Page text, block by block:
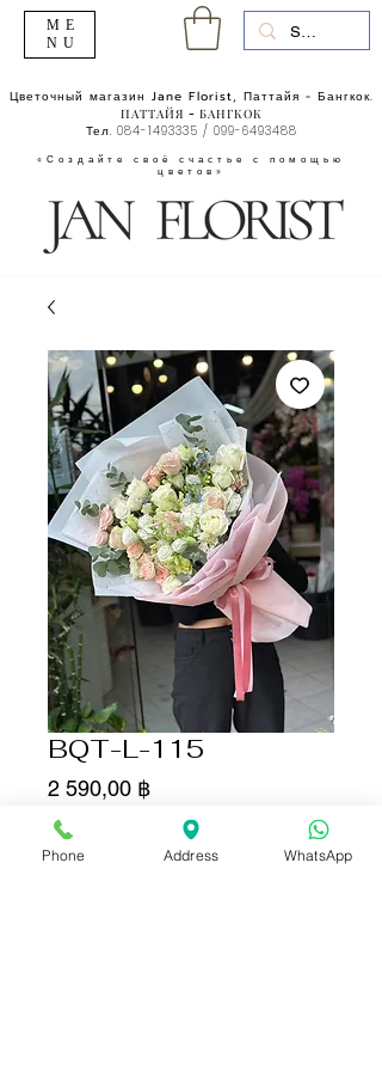
«Создайте своё счастье с помощью
цветов»
Цветочный магазин Jane Florist, Паттайя - Бангкок.
ПАТТАЙЯ - БАНГКОК
Тел. 084-1493335 / 099-6493488
ME
NU
BQT-L-115
2 590,00 ฿Цена
Количество
Phone Address WhatsApp